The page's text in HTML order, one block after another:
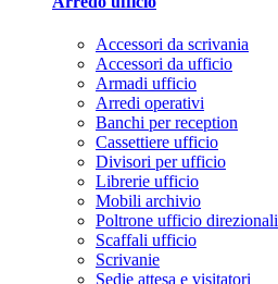
Accessori da scrivania
Accessori da ufficio
Armadi ufficio
Arredi operativi
Banchi per reception
Cassettiere ufficio
Divisori per ufficio
Librerie ufficio
Mobili archivio
Poltrone ufficio direzionali
Scaffali ufficio
Scrivanie
Sedie attesa e visitatori